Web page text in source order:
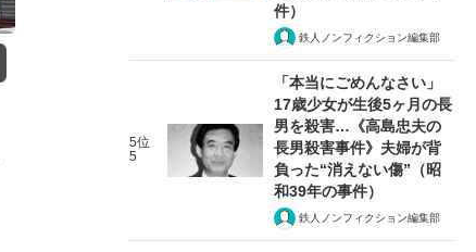
件）
鉄人ノンフィクション編集部
5位
5
「本当にごめんなさい」
17歳少女が生後5ヶ月の長
男を殺害…《高島忠夫の
長男殺害事件》夫婦が背
負った“消えない傷”（昭
和39年の事件）
鉄人ノンフィクション編集部